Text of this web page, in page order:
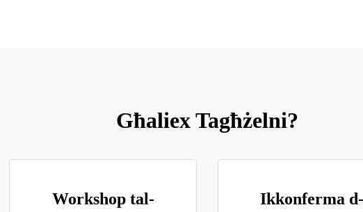
Għaliex Tagħżelni?
Workshop tal-
Ikkonferma d-